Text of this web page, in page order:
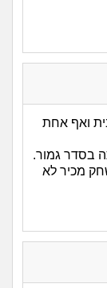
ואף אחת
בסדר גמור.
מכיר לא